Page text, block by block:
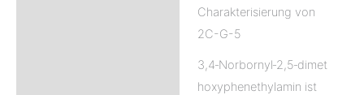
Charakterisierung von
2C-G-5
3,4‑Norbornyl‑2,5‑dimet
hoxyphenethylamin ist